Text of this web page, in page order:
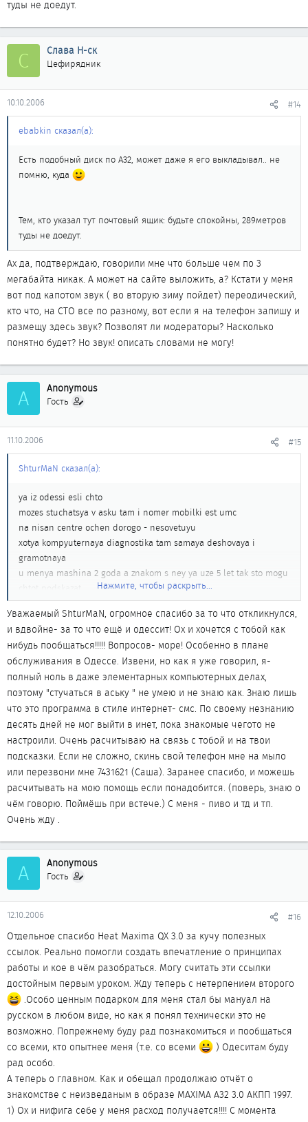
туды не доедут.
С Слава Н-ск
Цефирядник
10.10.2006 #14
ebabkin сказал(а):
Есть подобный диск по A32, может даже я его выкладывал.. не
помню, куда
Тем, кто указал тут почтовый ящик: будьте спокойны, 289метров
туды не доедут.
Ах да, подтверждаю, говорили мне что больше чем по 3
мегабайта никак. А может на сайте выложить, а? Кстати у меня
вот под капотом звук ( во вторую зиму пойдет) переодический,
кто что, на СТО все по разному, вот если я на телефон запишу и
размещу здесь звук? Позволят ли модераторы? Насколько
понятно будет? Но звук! описать словами не могу!
A Anonymous
Гость
11.10.2006 #15
ShturMaN сказал(а):
ya iz odessi esli chto
mozes stuchatsya v asku tam i nomer mobilki est umc
na nisan centre ochen dorogo - nesovetuyu
xotya kompyuternaya diagnostika tam samaya deshovaya i
gramotnaya
u menya mashina 2 goda a znakom s ney ya uze 5 let tak sto mogu
i gde u nas na nee nedorogie zapchasti znayu
geograficheski ya na tairova
Нажмите, чтобы раскрыть...
Уважаемый ShturMaN, огромное спасибо за то что откликнулся,
и вдвойне- за то что ещё и одессит! Ох и хочется с тобой как
нибудь пообщаться!!!!! Вопросов- море! Особенно в плане
обслуживания в Одессе. Извени, но как я уже говорил, я-
полный ноль в даже элементарных компьютерных делах,
поэтому "стучаться в аську " не умею и не знаю как. Знаю лишь
что это программа в стиле интернет- смс. По своему незнанию
десять дней не мог выйти в инет, пока знакомые чегото не
настроили. Очень расчитываю на связь с тобой и на твои
подсказки. Если не сложно, скинь свой телефон мне на мыло
или перезвони мне 7431621 (Саша). Заранее спасибо, и можешь
расчитывать на мою помощь если понадобится. (поверь, знаю о
чём говорю. Поймёшь при встече.) С меня - пиво и тд и тп.
Очень жду .
A Anonymous
Гость
12.10.2006 #16
Отдельное спасибо Heat Maxima QX 3.0 за кучу полезных
ссылок. Реально помогли создать впечатление о принципах
работы и кое в чём разобраться. Могу считать эти ссылки
достойным первым уроком. Жду теперь с нетерпением второго
.Особо ценным подарком для меня стал бы мануал на
русском в любом виде, но как я понял технически это не
возможно. Попрежнему буду рад познакомиться и пообщаться
со всеми, кто опытнее меня (т.е. со всеми
) Одеситам буду
рад особо.
А теперь о главном. Как и обещал продолжаю отчёт о
знакомстве с неизведаным в образе MAXIMA A32 3.0 АКПП 1997.
1) Ох и нифига себе у меня расход получается!!!! С момента